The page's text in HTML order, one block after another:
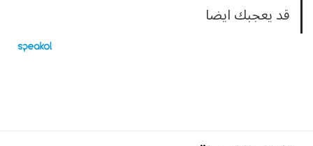
قد يعجبك ايضا